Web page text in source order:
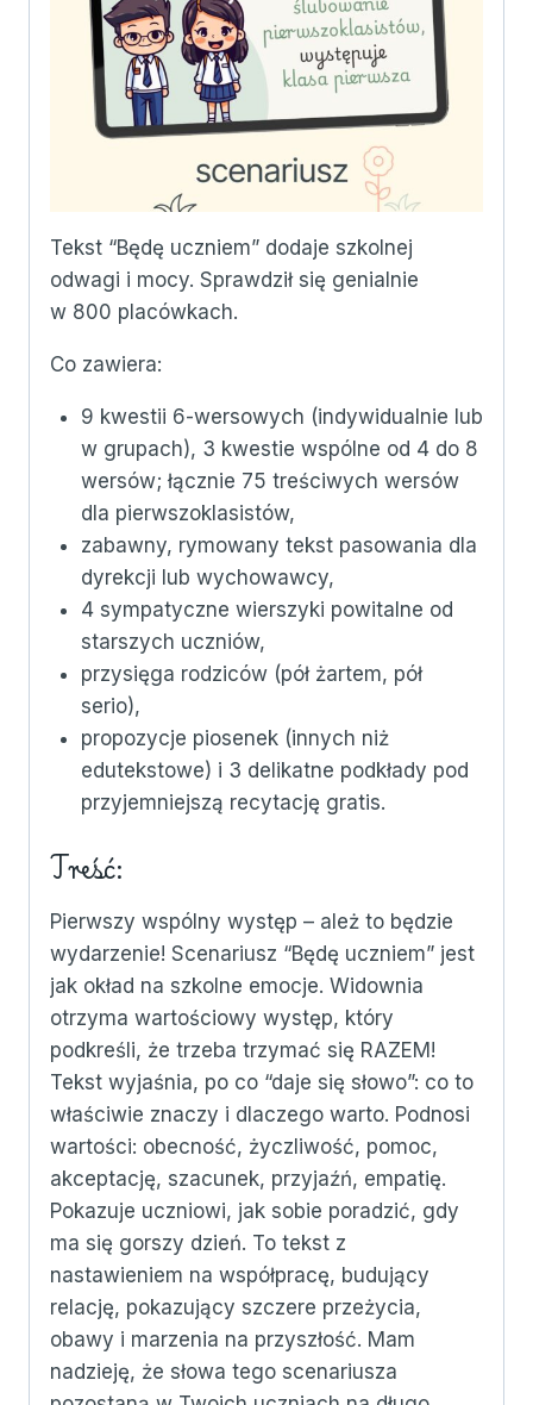
Tekst “Będę uczniem” dodaje szkolnej
odwagi i mocy. Sprawdził się genialnie
w 800 placówkach.
Co zawiera:
9 kwestii 6-wersowych (indywidualnie lub
w grupach), 3 kwestie wspólne od 4 do 8
wersów; łącznie 75 treściwych wersów
dla pierwszoklasistów,
zabawny, rymowany tekst pasowania dla
dyrekcji lub wychowawcy,
4 sympatyczne wierszyki powitalne od
starszych uczniów,
przysięga rodziców (pół żartem, pół
serio),
propozycje piosenek (innych niż
edutekstowe) i 3 delikatne podkłady pod
przyjemniejszą recytację gratis.
Treść:
Pierwszy wspólny występ – ależ to będzie
wydarzenie! Scenariusz “Będę uczniem” jest
jak okład na szkolne emocje. Widownia
otrzyma wartościowy występ, który
podkreśli, że trzeba trzymać się RAZEM!
Tekst wyjaśnia, po co “daje się słowo”: co to
właściwie znaczy i dlaczego warto. Podnosi
wartości: obecność, życzliwość, pomoc,
akceptację, szacunek, przyjaźń, empatię.
Pokazuje uczniowi, jak sobie poradzić, gdy
ma się gorszy dzień. To tekst z
nastawieniem na współpracę, budujący
relację, pokazujący szczere przeżycia,
obawy i marzenia na przyszłość. Mam
nadzieję, że słowa tego scenariusza